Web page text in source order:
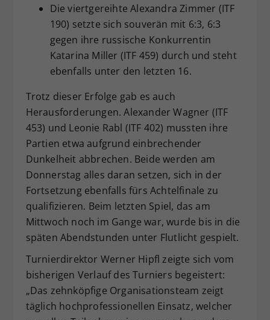
Die viertgereihte Alexandra Zimmer (ITF
190) setzte sich souverän mit 6:3, 6:3
gegen ihre russische Konkurrentin
Katarina Miller (ITF 459) durch und steht
ebenfalls unter den letzten 16.
Trotz dieser Erfolge gab es auch
Herausforderungen. Alexander Wagner (ITF
453) und Leonie Rabl (ITF 402) mussten ihre
Partien etwa aufgrund einbrechender
Dunkelheit abbrechen. Beide werden am
Donnerstag alles daran setzen, sich in der
Fortsetzung ebenfalls fürs Achtelfinale zu
qualifizieren. Beim letzten Spiel, das am
Mittwoch noch im Gange war, wurde bis in die
späten Abendstunden unter Flutlicht gespielt.
Turnierdirektor Werner Hipfl zeigte sich vom
bisherigen Verlauf des Turniers begeistert:
„Das zehnköpfige Organisationsteam zeigt
täglich hochprofessionellen Einsatz, welcher